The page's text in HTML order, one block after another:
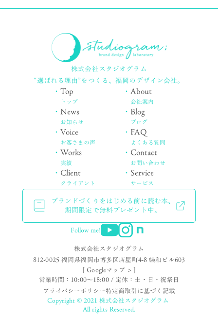
株式会社スタジオグラム
“選ばれる理由”をつくる、福岡のデザイン会社。
・Top
トップ
・News
お知らせ
・Voice
お客さまの声
・Works
実績
・ Client
クライアント
・About
会社案内
・ Blog
ブログ
・ FAQ
よくある質問
・ Contact
お問い合わせ
・ Service
サービス
ブランドづくりをはじめる前に読む本、
期間限定で無料プレゼント中。
Follow me!
株式会社スタジオグラム
812-0025 福岡県福岡市博多区店屋町4-8 蝶和ビル603
[ Googleマップ > ]
営業時間：10:00〜18:00 / 定休：土・日・祝祭日
プライバシーポリシー特定商取引に基づく記載
Copyright © 2021 株式会社スタジオグラム
All rights Reserved.